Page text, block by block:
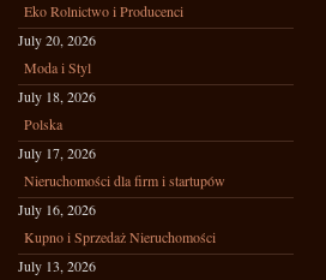
Eko Rolnictwo i Producenci
July 20, 2026
Moda i Styl
July 18, 2026
Polska
July 17, 2026
Nieruchomości dla firm i startupów
July 16, 2026
Kupno i Sprzedaż Nieruchomości
July 13, 2026